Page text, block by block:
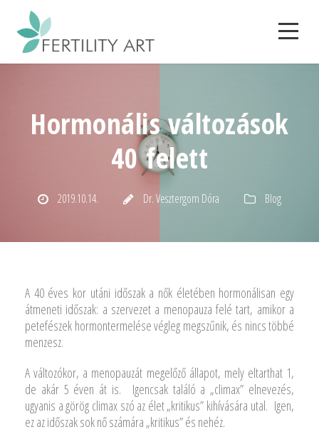
Hormonális változások
40 felett
2019.10.14. Dr. Vesztergom Dóra Blog
A 40 éves kor utáni időszak a nők életében hormonálisan egy
átmeneti időszak: a szervezet a menopauza felé tart, amikor a
petefészek hormontermelése végleg megszűnik, és nincs többé
menzesz.
A változókor, a menopauzát megelőző állapot, mely eltarthat 1,
de akár 5 éven át is. Igencsak találó a „climax” elnevezés,
ugyanis a görög climax szó az élet „kritikus” kihívására utal. Igen,
ez az időszak sok nő számára „kritikus” és nehéz.